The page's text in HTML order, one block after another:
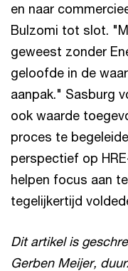
en naar
Bulzomi tot slot.
geweest zonder
geloofde in de
aanpak." Sasburg
ook waarde
proces te
perspectief op
helpen focus aan
tegelijkertijd
Dit artikel is
Gerben Meijer,